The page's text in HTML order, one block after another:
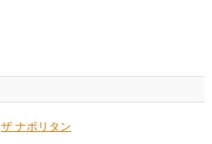
ザ ナポリタン